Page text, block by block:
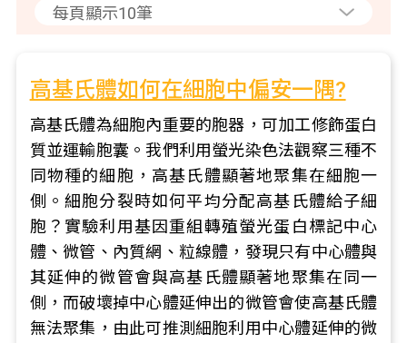
高基氏體如何在細胞中偏安一隅?
高基氏體為細胞內重要的胞器，可加工修飾蛋白
質並運輸胞囊。我們利用螢光染色法觀察三種不
同物種的細胞，高基氏體顯著地聚集在細胞一
側。細胞分裂時如何平均分配高基氏體給子細
胞？實驗利用基因重組轉殖螢光蛋白標記中心
體、微管、內質網、粒線體，發現只有中心體與
其延伸的微管會與高基氏體顯著地聚集在同一
側，而破壞掉中心體延伸出的微管會使高基氏體
無法聚集，由此可推測細胞利用中心體延伸的微